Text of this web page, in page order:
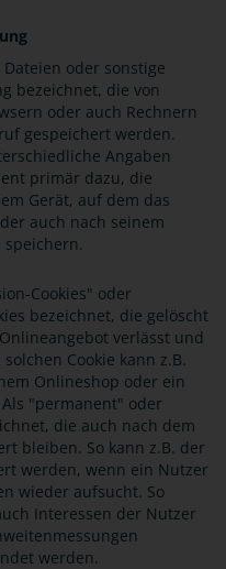
oder sonstige
bezeichnet, die von
oder auch Rechnern
gespeichert werden.
Angaben
primär dazu, die
Gerät, auf dem das
auch nach seinem
speichern.
Cookies" oder
bezeichnet, die gelöscht
verlässt und
Cookie kann z.B.
Onlineshop oder ein
"permanent" oder
die auch nach dem
bleiben. So kann z.B. der
werden, wenn ein Nutzer
wieder aufsucht. So
Interessen der Nutzer
werden.